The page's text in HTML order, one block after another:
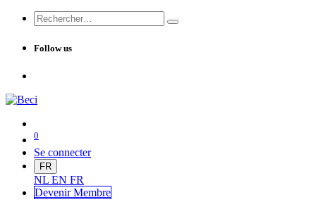
Follow us
0
Se connecter
FR
NL EN FR
Devenir Membre